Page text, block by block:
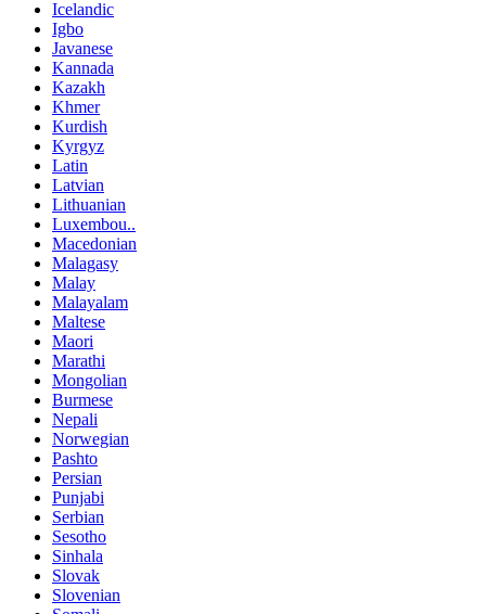
Icelandic
Igbo
Javanese
Kannada
Kazakh
Khmer
Kurdish
Kyrgyz
Latin
Latvian
Lithuanian
Luxembou..
Macedonian
Malagasy
Malay
Malayalam
Maltese
Maori
Marathi
Mongolian
Burmese
Nepali
Norwegian
Pashto
Persian
Punjabi
Serbian
Sesotho
Sinhala
Slovak
Slovenian